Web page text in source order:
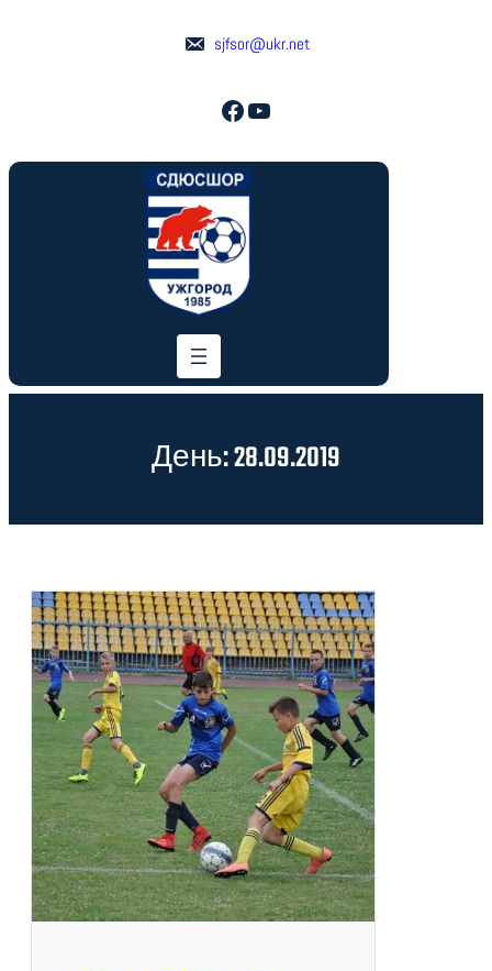
sjfsor@ukr.net
Facebook YouTube
День:28.09.2019